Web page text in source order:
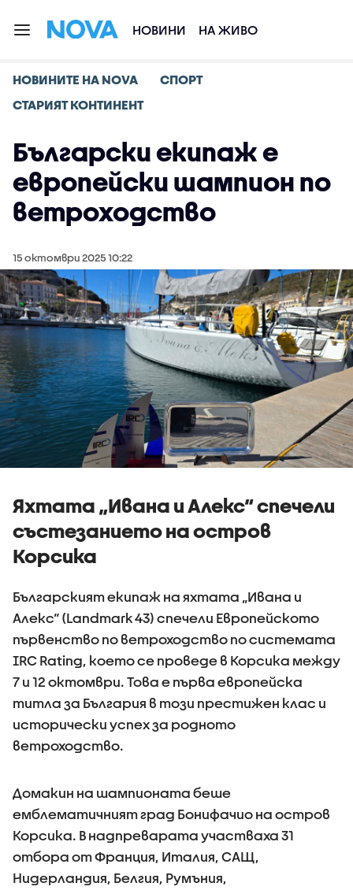
НОВИНИ НА ЖИВО
НОВИНИТЕ НА NOVA
СПОРТ
СТАРИЯТ КОНТИНЕНТ
Български екипаж е
европейски шампион по
ветроходство
15 октомври 2025 10:22
Яхтата „Ивана и Алекс“ спечели
състезанието на остров
Корсика
Българският екипаж на яхтата „Ивана и
Алекс“ (Landmark 43) спечели Европейското
първенство по ветроходство по системата
IRC Rating, което се проведе в Корсика между
7 и 12 октомври. Това е първа европейска
титла за България в този престижен клас и
исторически успех за родното
ветроходство.
Домакин на шампионата беше
емблематичният град Бонифачио на остров
Корсика. В надпреварата участваха 31
отбора от Франция, Италия, САЩ,
Нидерландия, Белгия, Румъния,